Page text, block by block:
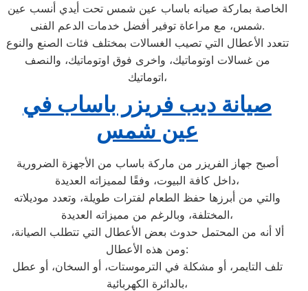
الخاصة بماركة صيانه باساب عين شمس تحت أيدي أنسب عين
شمس، مع مراعاة توفير أفضل خدمات الدعم الفنى.
تتعدد الأعطال التي تصيب الغسالات بمختلف فئات الصنع والنوع
من غسالات اوتوماتيك، واخرى فوق اوتوماتيك، والنصف
اتوماتيك،
صيانة ديب فريزر باساب في
عين شمس
أصبح جهاز الفريزر من ماركة باساب من الأجهزة الضرورية
داخل كافة البيوت، وفقًا لمميزاته العديدة،
والتي من أبرزها حفظ الطعام لفترات طويلة، وتعدد موديلاته
المختلفة، وبالرغم من مميزاته العديدة،
ألا أنه من المحتمل حدوث بعض الأعطال التي تتطلب الصيانة،
ومن هذه الأعطال:
تلف التايمر، أو مشكلة في الترموستات، أو السخان، أو عطل
بالدائرة الكهربائية،